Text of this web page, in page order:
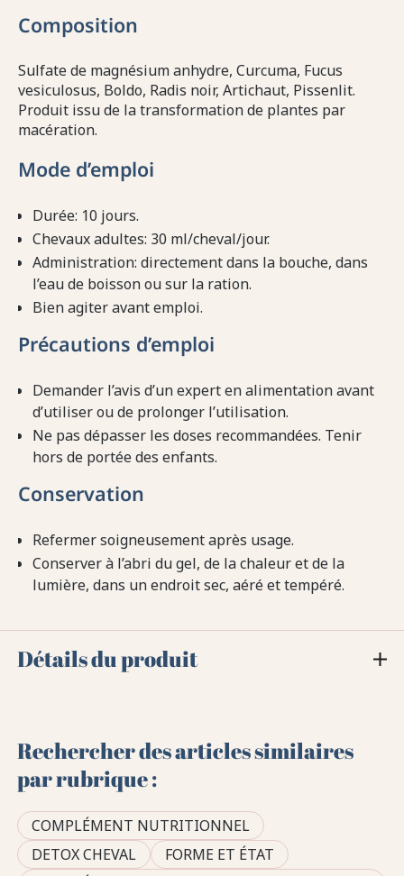
Composition
Sulfate de magnésium anhydre, Curcuma, Fucus
vesiculosus, Boldo, Radis noir, Artichaut, Pissenlit.
Produit issu de la transformation de plantes par
macération.
Mode d’emploi
Durée: 10 jours.
Chevaux adultes: 30 ml/cheval/jour.
Administration: directement dans la bouche, dans
l’eau de boisson ou sur la ration.
Bien agiter avant emploi.
Précautions d’emploi
Demander l’avis d’un expert en alimentation avant
d’utiliser ou de prolonger l’utilisation.
Ne pas dépasser les doses recommandées. Tenir
hors de portée des enfants.
Conservation
Refermer soigneusement après usage.
Conserver à l’abri du gel, de la chaleur et de la
lumière, dans un endroit sec, aéré et tempéré.
Détails du produit
Rechercher des articles similaires
par rubrique :
COMPLÉMENT NUTRITIONNEL
DETOX CHEVAL
FORME ET ÉTAT